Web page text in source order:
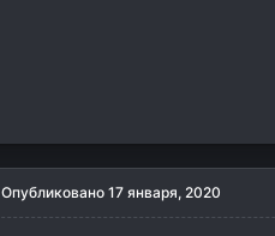
Опубликовано 17 января, 2020